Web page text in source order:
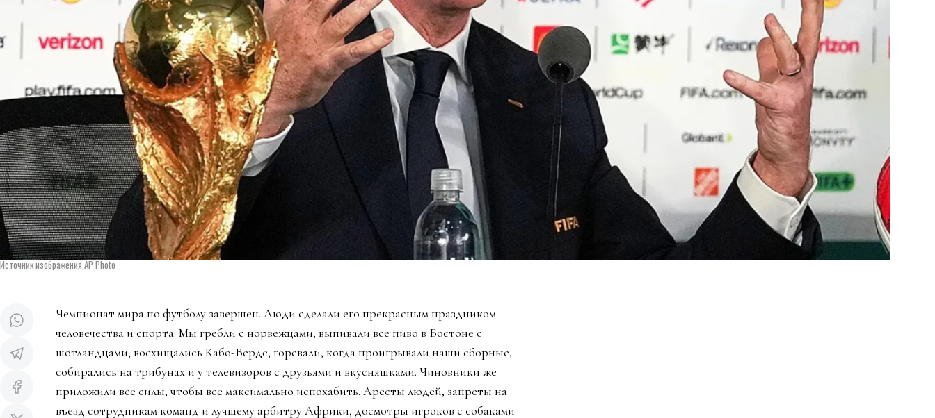
Источник изображения AP Photo
Чемпионат мира по футболу завершен. Люди сделали его прекрасным праздником
человечества и спорта. Мы гребли с норвежцами, выпивали все пиво в Бостоне с
шотландцами, восхищались Кабо-Верде, горевали, когда проигрывали наши сборные,
собирались на трибунах и у телевизоров с друзьями и вкусняшками. Чиновники же
приложили все силы, чтобы все максимально испохабить. Аресты людей, запреты на
въезд сотрудникам команд и лучшему арбитру Африки, досмотры игроков с собаками